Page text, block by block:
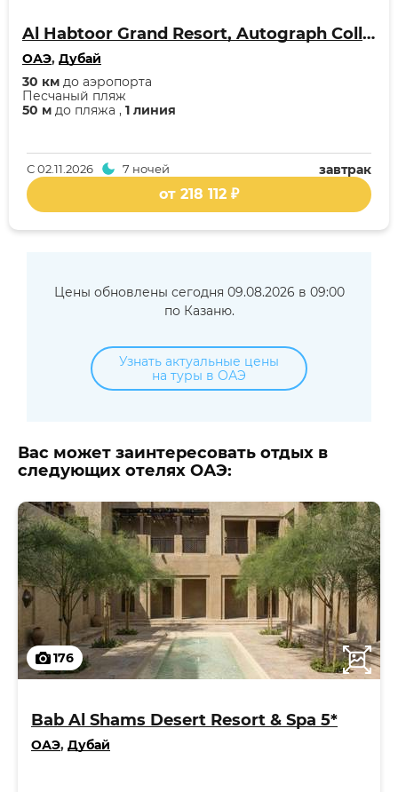
Al Habtoor Grand Resort, Autograph Collection
ОАЭ, Дубай
50 м до пляжа , 1 линия
Песчаный пляж
30 км до аэропорта
завтрак
С02.11.2026 7 ночей
от 218 112 ₽
Цены обновлены сегодня 09.08.2026 в 09:00
по Казаню.
Узнать актуальные цены
на туры в ОАЭ
Вас может заинтересовать отдых в
следующих отелях ОАЭ:
176
Bab Al Shams Desert Resort & Spa 5*
ОАЭ, Дубай